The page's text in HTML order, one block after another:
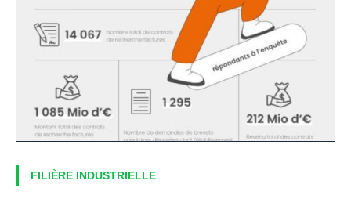
FILIÈRE INDUSTRIELLE